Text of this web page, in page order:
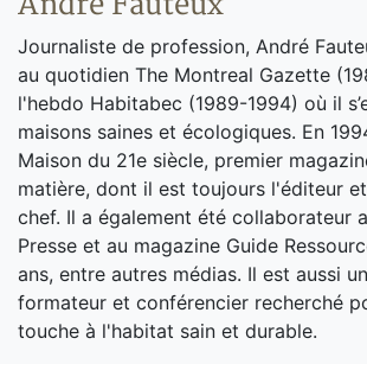
Journaliste de profession, André
au quotidien The Montreal Gazette
l'hebdo Habitabec (1989-1994) où il
maisons saines et écologiques. En
Maison du 21e siècle, premier
matière, dont il est toujours l'éditeur
chef. Il a également été collaborateur
Presse et au magazine Guide
ans, entre autres médias. Il est aussi
formateur et conférencier recherché
touche à l'habitat sain et durable.